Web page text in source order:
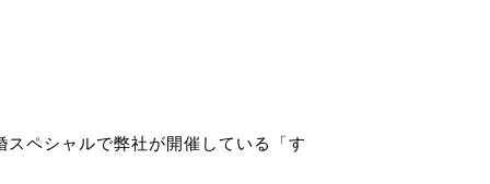
ペシャルで弊社が開催している「す